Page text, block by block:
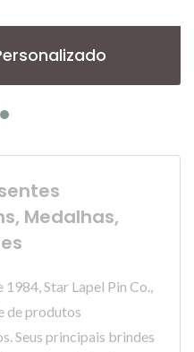
Medalhas,
Star Lapel Pin Co.,
de produtos
Seus principais brindes